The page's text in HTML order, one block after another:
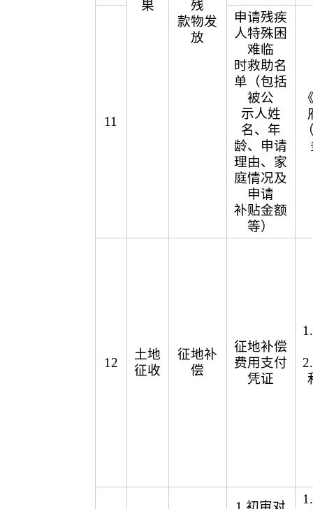
果
残
款物发
放
11
申请残疾
人特殊困
难临
时救助名
单（包括
被公
示人姓
名、年
龄、申请
理由、家
庭情况及
申请
补贴金额
等）
12
土地
征收
征地补
偿
征地补偿
费用支付
凭证